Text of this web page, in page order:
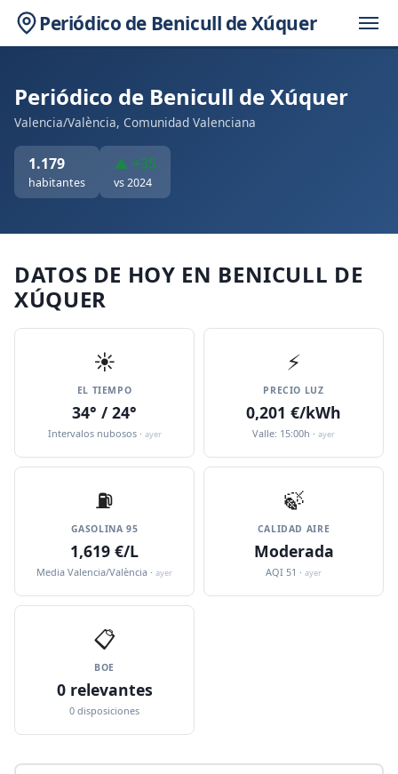
Periódico de Benicull de Xúquer
Periódico de Benicull de Xúquer
Valencia/València, Comunidad Valenciana
1.179
habitantes
▲ +35
vs 2024
DATOS DE HOY EN BENICULL DE
XÚQUER
☀️
EL TIEMPO
34° / 24°
Intervalos nubosos · ayer
⚡
PRECIO LUZ
0,201 €/kWh
Valle: 15:00h · ayer
⛽️
GASOLINA 95
1,619 €/L
Media Valencia/València · ayer
🍃
CALIDAD AIRE
Moderada
AQI 51 · ayer
📋
BOE
0 relevantes
0 disposiciones